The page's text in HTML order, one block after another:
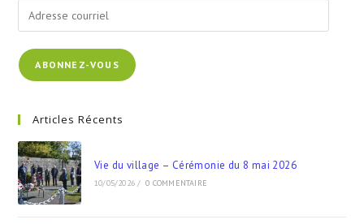
Adresse
courriel
ABONNEZ-VOUS
Articles Récents
Vie du village – Cérémonie du 8 mai 2026
10/05/2026 / 0 COMMENTAIRE